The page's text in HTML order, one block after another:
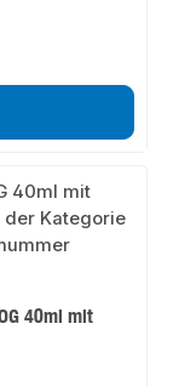
40ml mit